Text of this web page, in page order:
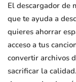
El descargador de
que te ayuda a
quieres ahorrar
acceso a tus
convertir archivos
sacrificar la